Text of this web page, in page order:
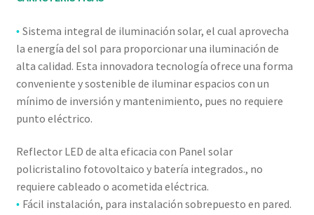
• Sistema integral de iluminación solar, el cual aprovecha
la energía del sol para proporcionar una iluminación de
alta calidad. Esta innovadora tecnología ofrece una forma
conveniente y sostenible de iluminar espacios con un
mínimo de inversión y mantenimiento, pues no requiere
punto eléctrico.
Reflector LED de alta eficacia con Panel solar
policristalino fotovoltaico y batería integrados., no
requiere cableado o acometida eléctrica.
• Fácil instalación, para instalación sobrepuesto en pared.